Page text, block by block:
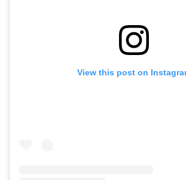
View this post on